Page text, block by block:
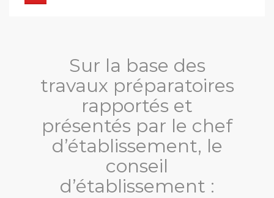
Sur la base des
travaux préparatoires
rapportés et
présentés par le chef
d’établissement, le
conseil
d’établissement :